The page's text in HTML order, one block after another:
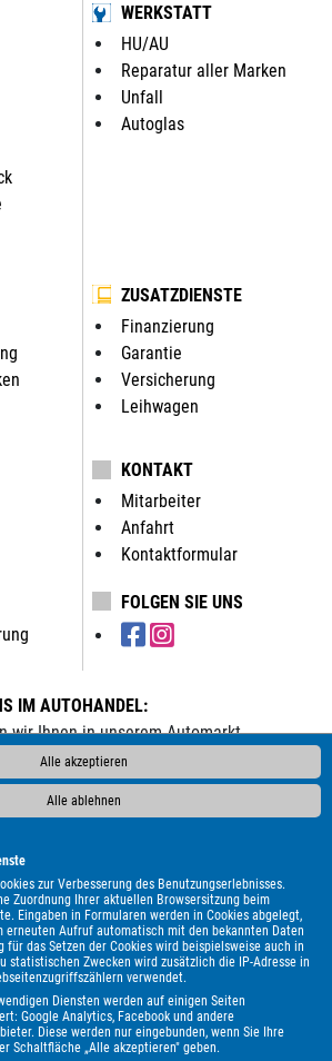
Alle akzeptieren
Alle ablehnen
zur Verbesserung des Benutzungserlebnisses.
Zuordnung Ihrer aktuellen Browsersitzung beim
Eingaben in Formularen werden in Cookies abgelegt,
erneuten Aufruf automatisch mit den bekannten Daten
für das Setzen der Cookies wird beispielsweise auch in
statistischen Zwecken wird zusätzlich die IP-Adresse in
verwendet.
Diensten werden auf einigen Seiten
Google Analytics, Facebook und andere
Diese werden nur eingebunden, wenn Sie Ihre
Schaltfläche „Alle akzeptieren" geben.
WERKSTATT
HU/AU
Reparatur aller Marken
Unfall
Autoglas
ZUSATZDIENSTE
Finanzierung
Garantie
Versicherung
Leihwagen
KONTAKT
Mitarbeiter
Anfahrt
Kontaktformular
FOLGEN SIE UNS
IM AUTOHANDEL:
wir Ihnen in unserem Automarkt
und Neuwagen folgender
Bentley
DAF DFM DFSK
DS
Dodge Econelo Fiat Ford
Foton
Harley-Davidson
Honda
Iveco JAC Jaecoo
Jaguar
Lada Land Rover Leapmotor
Maserati Maxus
Mazda
Nissan Omoda
Opel